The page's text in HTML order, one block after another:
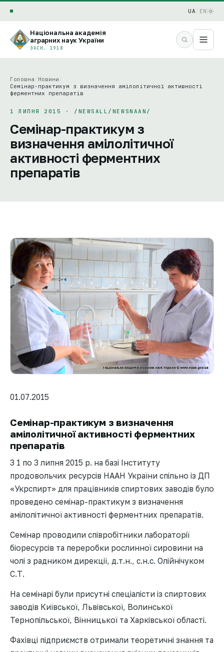
UA EN
Національна академія
аграрних наук України
ЗАСН. 1918
Головна Новини
Семінар-практикум з визначення амілолітичної активності
ферментних препаратів
1 ЛИПНЯ 2015 · /NEWSALL/NEWSNAAN/
Семінар-практикум з
визначення амілолітичної
активності ферментних
препаратів
01.07.2015
Семінар-практикум з визначення
амілолітичної активності ферментних
препаратів
З 1 по 3 липня 2015 р. на базі Інституту
продовольчих ресурсів НААН України спільно із ДП
«Укрспирт» для працівників спиртових заводів було
проведено семінар-практикум з визначення
амілолітичної активності ферментних препаратів.
Семінар проводили співробітники лабораторії
біоресурсів та переробки рослинної сировини на
чолі з радником дирекції, д.т.н., с.н.с. Олійнічуком
С.Т.
На семінарі були присутні спеціалісти із спиртових
заводів Київської, Львівської, Волинської
Тернопільської, Вінницької та Харківської області.
Фахівці підприємств отримали теоретичні знання та